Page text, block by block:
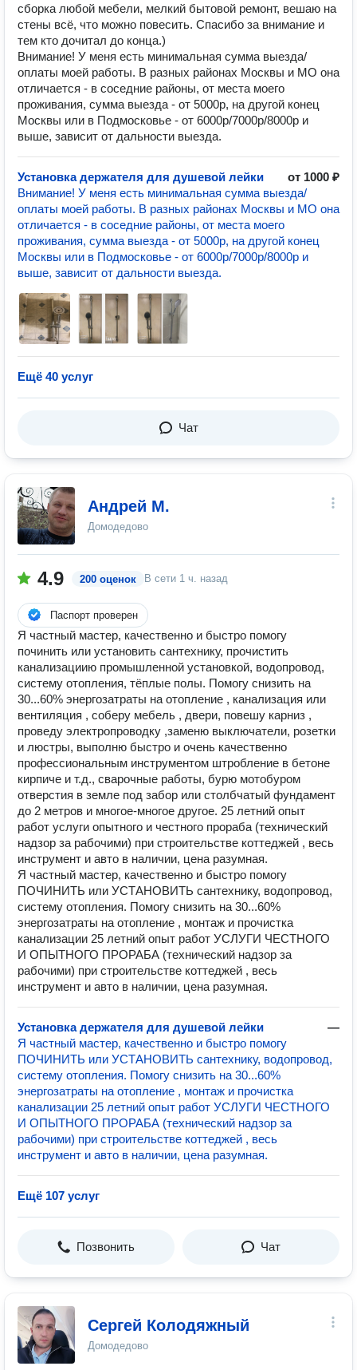
сборка любой мебели, мелкий бытовой ремонт, вешаю на
стены всё, что можно повесить. Спасибо за внимание и
тем кто дочитал до конца.)
Внимание! У меня есть минимальная сумма выезда/
оплаты моей работы. В разных районах Москвы и МО она
отличается - в соседние районы, от места моего
проживания, сумма выезда - от 5000р, на другой конец
Москвы или в Подмосковье - от 6000р/7000р/8000р и
выше, зависит от дальности выезда.
Установка держателя для душевой лейки
от 1000 ₽
Внимание! У меня есть минимальная сумма выезда/
оплаты моей работы. В разных районах Москвы и МО она
отличается - в соседние районы, от места моего
проживания, сумма выезда - от 5000р, на другой конец
Москвы или в Подмосковье - от 6000р/7000р/8000р и
выше, зависит от дальности выезда.
Ещё 40 услуг
Чат
Андрей М.
Домодедово
4.9 200 оценок В сети 1 ч. назад
Паспорт проверен
Я частный мастер, качественно и быстро помогу
починить или установить сантехнику, прочистить
канализациию промышленной установкой, водопровод,
систему отопления, тёплые полы. Помогу снизить на
30...60% энергозатраты на отопление , канализация или
вентиляция , соберу мебель , двери, повешу карниз ,
проведу электропроводку ,заменю выключатели, розетки
и люстры, выполню быстро и очень качественно
профессиональным инструментом штробление в бетоне
кирпиче и т.д., сварочные работы, бурю мотобуром
отверстия в земле под забор или столбчатый фундамент
до 2 метров и многое-многое другое. 25 летний опыт
работ услуги опытного и честного прораба (технический
надзор за рабочими) при строительстве коттеджей , весь
инструмент и авто в наличии, цена разумная.
Я частный мастер, качественно и быстро помогу
ПОЧИНИТЬ или УСТАНОВИТЬ сантехнику, водопровод,
систему отопления. Помогу снизить на 30...60%
энергозатраты на отопление , монтаж и прочистка
канализации 25 летний опыт работ УСЛУГИ ЧЕСТНОГО
И ОПЫТНОГО ПРОРАБА (технический надзор за
рабочими) при строительстве коттеджей , весь
инструмент и авто в наличии, цена разумная.
Установка держателя для душевой лейки
—
Я частный мастер, качественно и быстро помогу
ПОЧИНИТЬ или УСТАНОВИТЬ сантехнику, водопровод,
систему отопления. Помогу снизить на 30...60%
энергозатраты на отопление , монтаж и прочистка
канализации 25 летний опыт работ УСЛУГИ ЧЕСТНОГО
И ОПЫТНОГО ПРОРАБА (технический надзор за
рабочими) при строительстве коттеджей , весь
инструмент и авто в наличии, цена разумная.
Ещё 107 услуг
Позвонить Чат
Сергей Колодяжный
Домодедово